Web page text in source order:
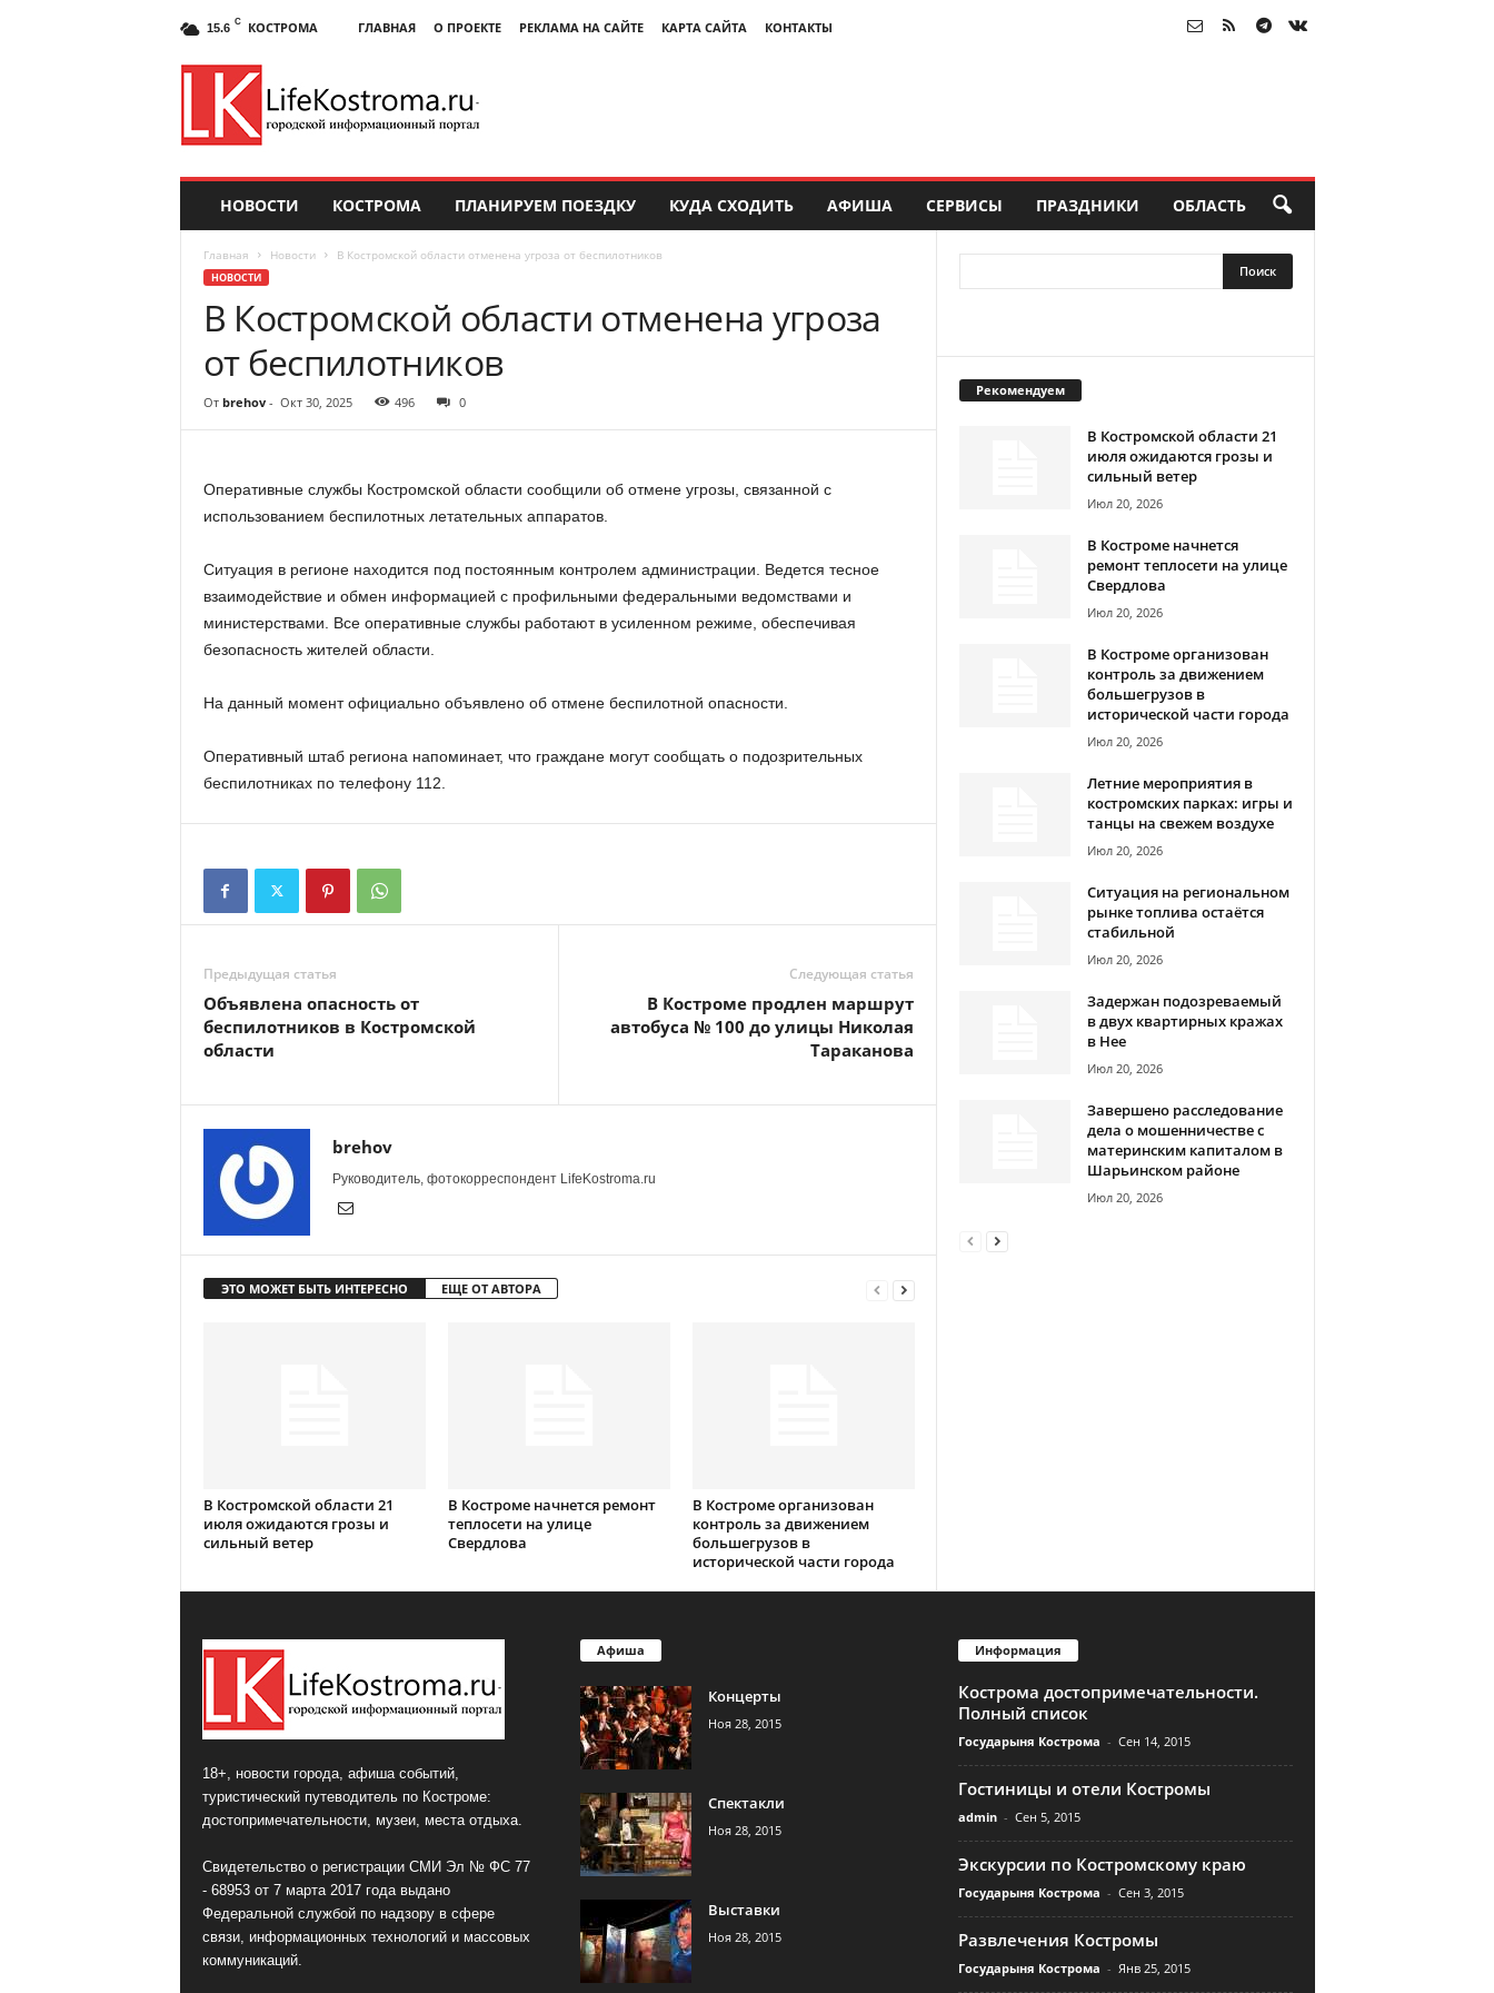
15.6 C КОСТРОМА ГЛАВНАЯ О ПРОЕКТЕ РЕКЛАМА НА САЙТЕ КАРТА САЙТА КОНТАКТЫ
НОВОСТИ КОСТРОМА ПЛАНИРУЕМ ПОЕЗДКУ КУДА СХОДИТЬ АФИША СЕРВИСЫ ПРАЗДНИКИ ОБЛАСТЬ
Главная Новости В Костромской области отменена угроза от беспилотников
НОВОСТИ
В Костромской области отменена угроза
от беспилотников
От brehov- Окт 30, 2025 496 0
Оперативные службы Костромской области сообщили об отмене угрозы, связанной с
использованием беспилотных летательных аппаратов.
Ситуация в регионе находится под постоянным контролем администрации. Ведется тесное
взаимодействие и обмен информацией с профильными федеральными ведомствами и
министерствами. Все оперативные службы работают в усиленном режиме, обеспечивая
безопасность жителей области.
На данный момент официально объявлено об отмене беспилотной опасности.
Оперативный штаб региона напоминает, что граждане могут сообщать о подозрительных
беспилотниках по телефону 112.
Предыдущая статья
Объявлена опасность от
беспилотников в Костромской
области
Следующая статья
В Костроме продлен маршрут
автобуса № 100 до улицы Николая
Тараканова
brehov
Руководитель, фотокорреспондент LifeKostroma.ru
ЭТО МОЖЕТ БЫТЬ ИНТЕРЕСНО ЕЩЕ ОТ АВТОРА
В Костромской области 21
июля ожидаются грозы и
сильный ветер
В Костроме начнется ремонт
теплосети на улице
Свердлова
В Костроме организован
контроль за движением
большегрузов в
исторической части города
Рекомендуем
В Костромской области 21
июля ожидаются грозы и
сильный ветер
Июл 20, 2026
В Костроме начнется
ремонт теплосети на улице
Свердлова
Июл 20, 2026
В Костроме организован
контроль за движением
большегрузов в
исторической части города
Июл 20, 2026
Летние мероприятия в
костромских парках: игры и
танцы на свежем воздухе
Июл 20, 2026
Ситуация на региональном
рынке топлива остаётся
стабильной
Июл 20, 2026
Задержан подозреваемый
в двух квартирных кражах
в Нее
Июл 20, 2026
Завершено расследование
дела о мошенничестве с
материнским капиталом в
Шарьинском районе
Июл 20, 2026
18+, новости города, афиша событий,
туристический путеводитель по Костроме:
достопримечательности, музеи, места отдыха.
Свидетельство о регистрации СМИ Эл № ФС 77
- 68953 от 7 марта 2017 года выдано
Федеральной службой по надзору в сфере
связи, информационных технологий и массовых
коммуникаций.
Афиша
Концерты
Ноя 28, 2015
Спектакли
Ноя 28, 2015
Выставки
Ноя 28, 2015
Информация
Кострома достопримечательности.
Полный список
Государыня Кострома - Сен 14, 2015
Гостиницы и отели Костромы
admin - Сен 5, 2015
Экскурсии по Костромскому краю
Государыня Кострома - Сен 3, 2015
Развлечения Костромы
Государыня Кострома - Янв 25, 2015